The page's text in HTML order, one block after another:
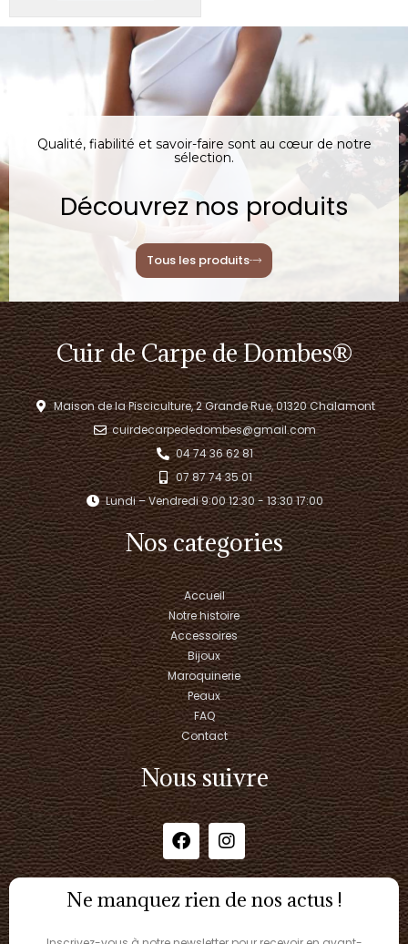
Qualité, fiabilité et savoir-faire sont au cœur de notre
sélection.
Découvrez nos produits
Tous les produits
Cuir de Carpe de Dombes®
Maison de la Pisciculture, 2 Grande Rue, 01320 Chalamont
cuirdecarpededombes@gmail.com
04 74 36 62 81
07 87 74 35 01
Lundi – Vendredi 9:00 12:30 - 13:30 17:00​
Nos categories
Accueil
Notre histoire
Accessoires
Bijoux
Maroquinerie
Peaux
FAQ
Contact
Nous suivre
Ne manquez rien de nos actus !